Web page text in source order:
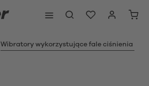
Wibratory wykorzystujące fale ciśnienia